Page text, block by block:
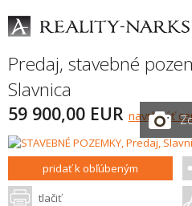
Predaj, stavebné
Slavnica
59 900,00 EUR navrhnúť
pridať k obľúbeným
tlačiť